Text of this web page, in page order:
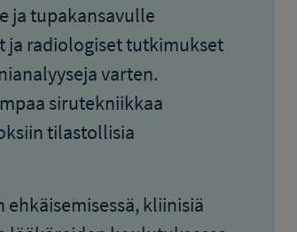
ja tupakansavulle
radiologiset tutkimukset
varten.
sirutekniikkaa
tilastollisia
kliinisiä